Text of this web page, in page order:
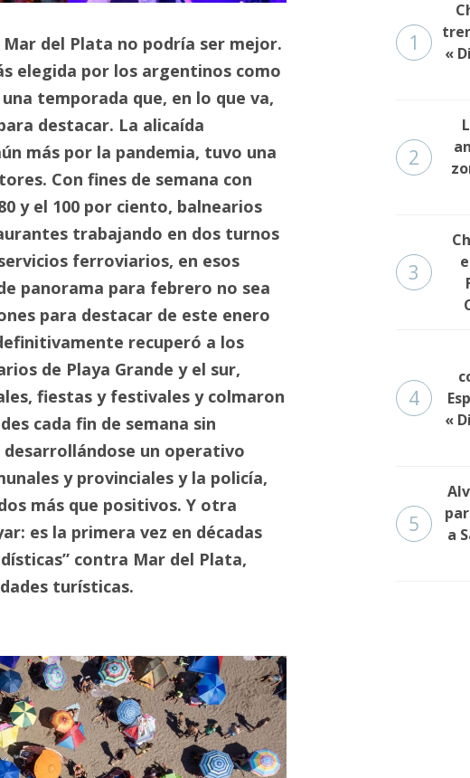
del Plata no podría ser mejor.
elegida por los argentinos como
temporada que, en lo que va,
destacar. La alicaída
más por la pandemia, tuvo una
Con fines de semana con
y el 100 por ciento, balnearios
trabajando en dos turnos
ferroviarios, en esos
panorama para febrero no sea
para destacar de este enero
recuperó a los
de Playa Grande y el sur,
fiestas y festivales y colmaron
cada fin de semana sin
un operativo
y provinciales y la policía,
más que positivos. Y otra
es la primera vez en décadas
contra Mar del Plata,
turísticas.
1
«
2
3
4
«
5
a